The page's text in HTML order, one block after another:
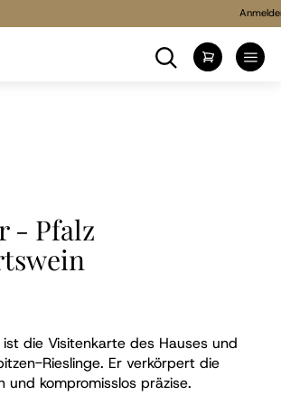
Mein
Suche
- Pfalz
die Visitenkarte des Hauses und
Rieslinge. Er verkörpert die
kompromisslos präzise.